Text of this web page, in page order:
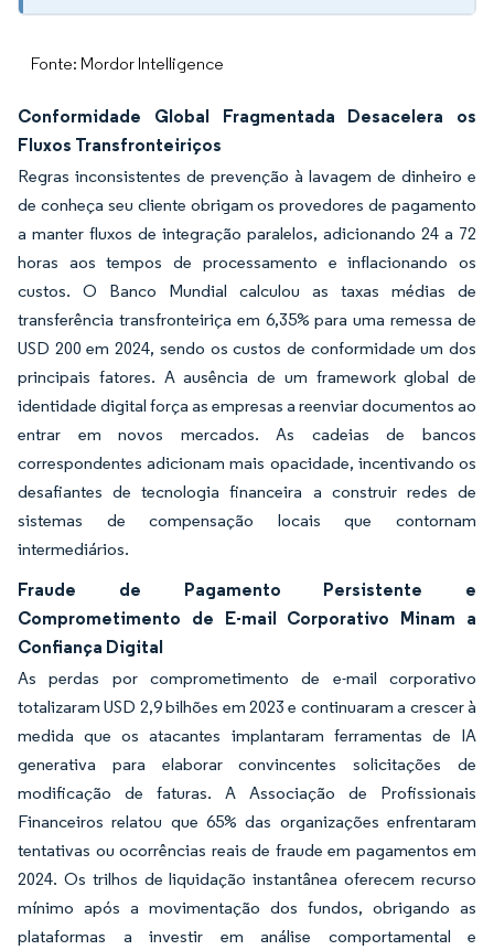
Fonte: Mordor Intelligence
Conformidade Global Fragmentada Desacelera os
Fluxos Transfronteiriços
Regras inconsistentes de prevenção à lavagem de dinheiro e
de conheça seu cliente obrigam os provedores de pagamento
a manter fluxos de integração paralelos, adicionando 24 a 72
horas aos tempos de processamento e inflacionando os
custos. O Banco Mundial calculou as taxas médias de
transferência transfronteiriça em 6,35% para uma remessa de
USD 200 em 2024, sendo os custos de conformidade um dos
principais fatores. A ausência de um framework global de
identidade digital força as empresas a reenviar documentos ao
entrar em novos mercados. As cadeias de bancos
correspondentes adicionam mais opacidade, incentivando os
desafiantes de tecnologia financeira a construir redes de
sistemas de compensação locais que contornam
intermediários.
Fraude de Pagamento Persistente e
Comprometimento de E-mail Corporativo Minam a
Confiança Digital
As perdas por comprometimento de e-mail corporativo
totalizaram USD 2,9 bilhões em 2023 e continuaram a crescer à
medida que os atacantes implantaram ferramentas de IA
generativa para elaborar convincentes solicitações de
modificação de faturas. A Associação de Profissionais
Financeiros relatou que 65% das organizações enfrentaram
tentativas ou ocorrências reais de fraude em pagamentos em
2024. Os trilhos de liquidação instantânea oferecem recurso
mínimo após a movimentação dos fundos, obrigando as
plataformas a investir em análise comportamental e